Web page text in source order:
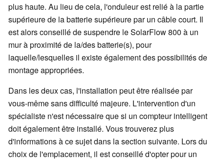
plus haute. Au lieu de cela, l'onduleur est relié à la partie
supérieure de la batterie supérieure par un câble court. Il
est alors conseillé de suspendre le SolarFlow 800 à un
mur à proximité de la/des batterie(s), pour
laquelle/lesquelles il existe également des possibilités de
montage appropriées.
Dans les deux cas, l'installation peut être réalisée par
vous-même sans difficulté majeure. L'intervention d'un
spécialiste n'est nécessaire que si un compteur intelligent
doit également être installé. Vous trouverez plus
d'informations à ce sujet dans la section suivante. Lors du
choix de l'emplacement, il est conseillé d'opter pour un